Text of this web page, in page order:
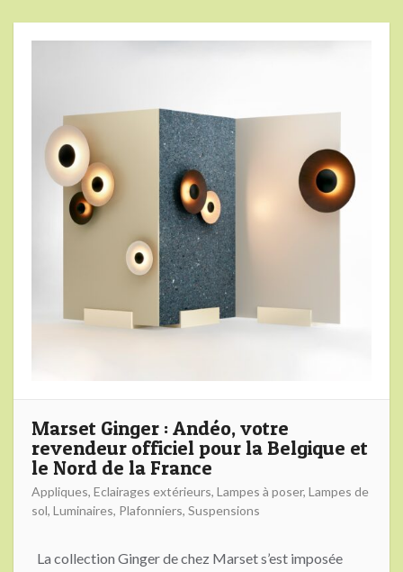
Marset Ginger : Andéo, votre
revendeur officiel pour la Belgique et
le Nord de la France
Appliques, Eclairages extérieurs, Lampes à poser, Lampes de
sol, Luminaires, Plafonniers, Suspensions
La collection Ginger de chez Marset s’est imposée